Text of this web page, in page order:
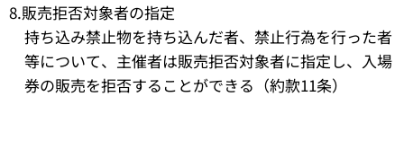
8.販売拒否対象者の指定
持ち込み禁止物を持ち込んだ者、禁止行為を行った者
等について、主催者は販売拒否対象者に指定し、入場
券の販売を拒否することができる（約款11条）